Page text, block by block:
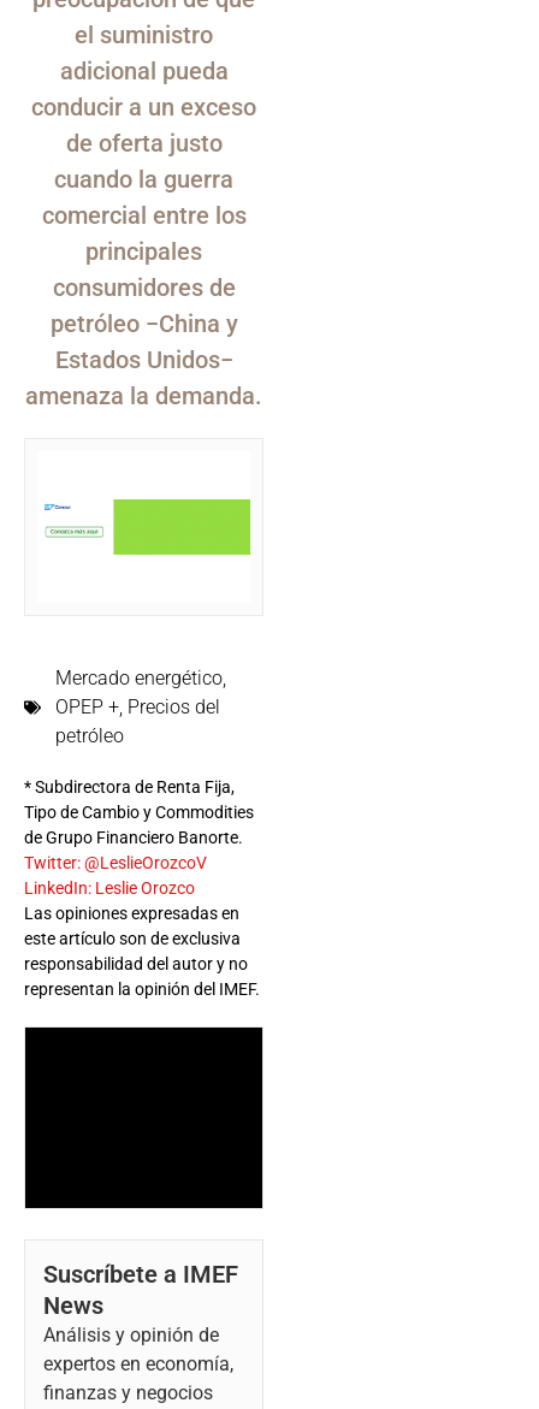
el suministro
adicional pueda
conducir a un exceso
de oferta justo
cuando la guerra
comercial entre los
principales
consumidores de
petróleo −China y
Estados Unidos−
amenaza la demanda.
Mercado energético,
OPEP +, Precios del
petróleo
* Subdirectora de Renta Fija,
Tipo de Cambio y Commodities
de Grupo Financiero Banorte.
Twitter: @LeslieOrozcoV
LinkedIn: Leslie Orozco
Las opiniones expresadas en
este artículo son de exclusiva
responsabilidad del autor y no
representan la opinión del IMEF.
Suscríbete a IMEF
News
Análisis y opinión de
expertos en economía,
finanzas y negocios